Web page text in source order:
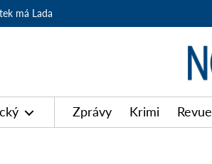
má Lada
Zprávy Krimi Revue